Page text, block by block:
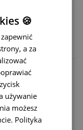
🍪
a za
używanie
możesz
Polityka